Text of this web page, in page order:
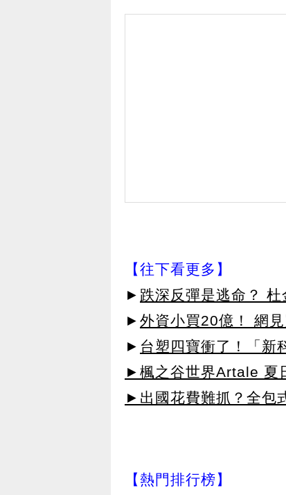
【往下看更多】
► 跌深反彈是逃命？
► 外資小買20億！ 網
► 台塑四寶衝了！「新
►楓之谷世界Artale 夏
►出國花費難抓？全包
【熱門排行榜】